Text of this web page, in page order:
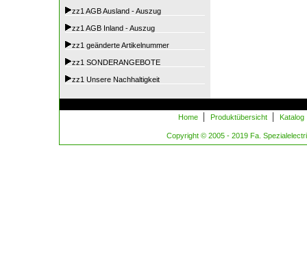
zz1 AGB Ausland - Auszug
zz1 AGB Inland - Auszug
zz1 geänderte Artikelnummer
zz1 SONDERANGEBOTE
zz1 Unsere Nachhaltigkeit
Home | Produktübersicht | Katalog
Copyright © 2005 - 2019 Fa.